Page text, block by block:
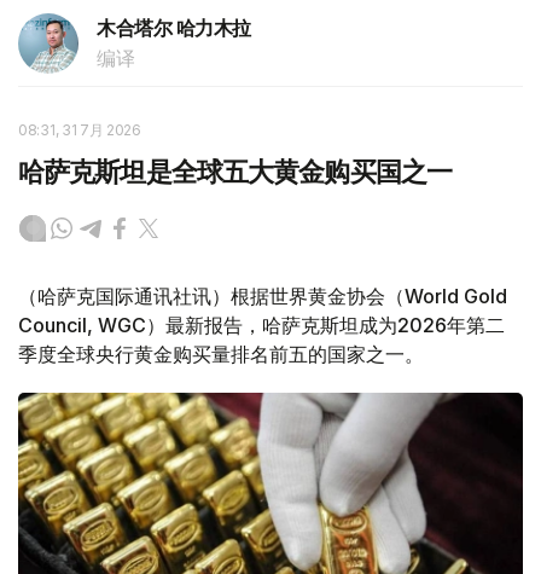
木合塔尔 哈力木拉
编译
08:31, 31 7月 2026
哈萨克斯坦是全球五大黄金购买国之一
（哈萨克国际通讯社讯）根据世界黄金协会（World Gold
Council, WGC）最新报告，哈萨克斯坦成为2026年第二
季度全球央行黄金购买量排名前五的国家之一。